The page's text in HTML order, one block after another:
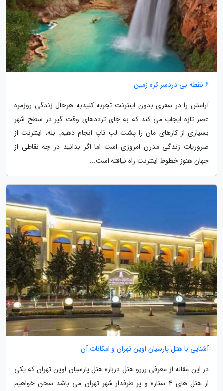
6 نقطه بی دردسر کره زمین
آرامش را در سفری بدون اینترنت تجربه کنیدبه هرحال زندگی روزمره
عصر تازه ایجاب می کند که به جای ترددهای وقت گیر در سطح شهر
بسیاری از کارهای مان را پشت لپ تاپ انجام دهیم. بله، اینترنت از
ضروریات زندگی مدرن امروزی است اما اگر بدانید در چه نقاطی از
جهان هنوز خطوط اینترنت راه نیافته است...
آشنایی با هتل پارسیان اوین تهران و امکانات آن
در این مقاله از معرفی رزرو هتل درباره هتل پارسیان اوین تهران که یکی
از هتل های 4 ستاره و پر طرفدار شهر تهران می باشد سخن خواهیم